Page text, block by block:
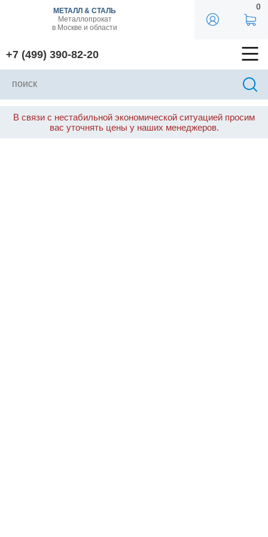
МЕТАЛЛ & СТАЛЬ
Металлопрокат
в Москве и области
+7 (499) 390-82-20
0
В связи с нестабильной экономической ситуацией просим
вас уточнять цены у наших менеджеров.